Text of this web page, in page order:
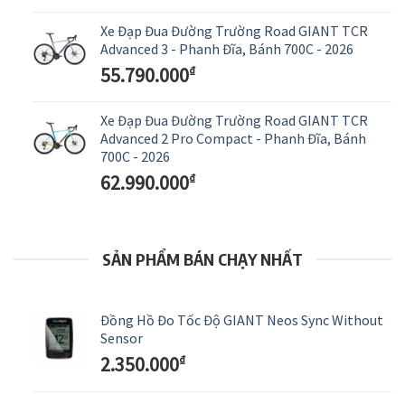
Xe Đạp Đua Đường Trường Road GIANT TCR
Advanced 3 - Phanh Đĩa, Bánh 700C - 2026
55.790.000₫
Xe Đạp Đua Đường Trường Road GIANT TCR
Advanced 2 Pro Compact - Phanh Đĩa, Bánh
700C - 2026
62.990.000₫
SẢN PHẨM BÁN CHẠY NHẤT
Đồng Hồ Đo Tốc Độ GIANT Neos Sync Without
Sensor
2.350.000₫